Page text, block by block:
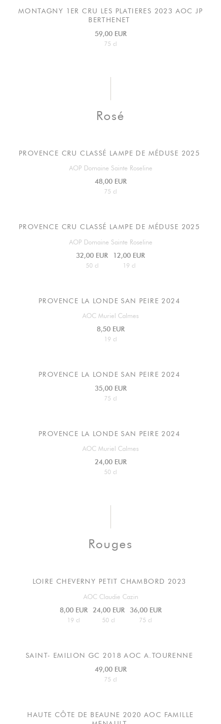
MONTAGNY 1ER CRU LES PLATIERES 2023 AOC JP
BERTHENET
59,00 EUR
75 cl
Rosé
PROVENCE CRU CLASSÉ LAMPE DE MÉDUSE 2025
AOP Domaine Sainte Roseline
48,00 EUR
75 cl
PROVENCE CRU CLASSÉ LAMPE DE MÉDUSE 2025
AOP Domaine Sainte Roseline
32,00 EUR
50 cl
12,00 EUR
19 cl
PROVENCE LA LONDE SAN PEIRE 2024
AOC Muriel Calmes
8,50 EUR
19 cl
PROVENCE LA LONDE SAN PEIRE 2024
35,00 EUR
75 cl
PROVENCE LA LONDE SAN PEIRE 2024
AOC Muriel Calmes
24,00 EUR
50 cl
Rouges
LOIRE CHEVERNY PETIT CHAMBORD 2023
AOC Claudie Cazin
8,00 EUR
19 cl
24,00 EUR
50 cl
36,00 EUR
75 cl
SAINT- EMILION GC 2018 AOC A.TOURENNE
49,00 EUR
75 cl
HAUTE CÔTE DE BEAUNE 2020 AOC FAMILLE